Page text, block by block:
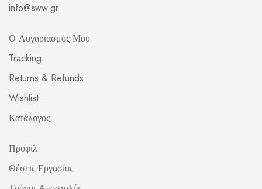
info@sww.gr
Ο Λογαριασμός Μου
Tracking
Returns & Refunds
Wishlist
Κατάλογος
Προφίλ
Θέσεις Εργασίας